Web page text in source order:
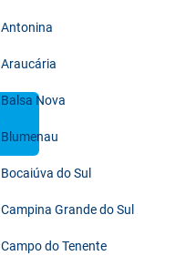
Antonina
Araucária
Balsa Nova
Blumenau
Bocaiúva do Sul
Campina Grande do Sul
Campo do Tenente